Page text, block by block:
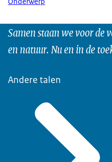
Samen staan we voor de
en natuur. Nu en in de
Andere talen